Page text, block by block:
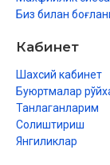
Биз билан
Кабинет
Шахсий кабинет
Буюртмалар
Танлаганларим
Солиштириш
Янгиликлар